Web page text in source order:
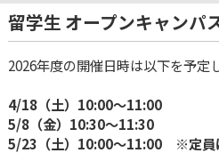
留学生 オープンキャンパ
2026年度の開催日時は以下を予定
4/18（土）10:00〜11:00
5/8（金）10:30〜11:30
5/23（土）10:00〜11:00 ※定員